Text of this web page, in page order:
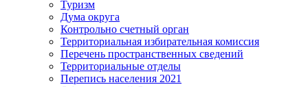
Туризм
Дума округа
Контрольно счетный орган
Территориальная избирательная комиссия
Перечень пространственных сведений
Территориальные отделы
Перепись населения 2021